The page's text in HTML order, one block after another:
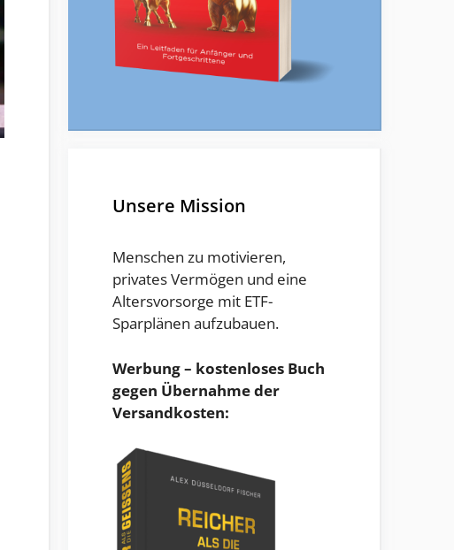
Unsere Mission
Menschen zu motivieren,
privates Vermögen und eine
Altersvorsorge mit ETF-
Sparplänen aufzubauen.
Werbung – kostenloses Buch
gegen Übernahme der
Versandkosten: